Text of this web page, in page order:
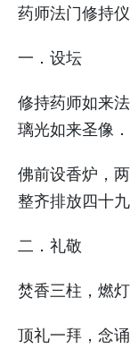
药师法门修持
一．设坛
修持药师如来
璃光如来圣像
佛前设香炉，
整齐排放四十
二．礼敬
焚香三柱，燃灯
顶礼一拜，念